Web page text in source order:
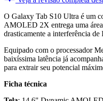
O Galaxy Tab S10 Ultra é um
AMOLED 2X entrega uma área
drasticamente a interferência
Equipado com o processador
baixíssima latência já
para extrair seu potencial
Ficha técnica